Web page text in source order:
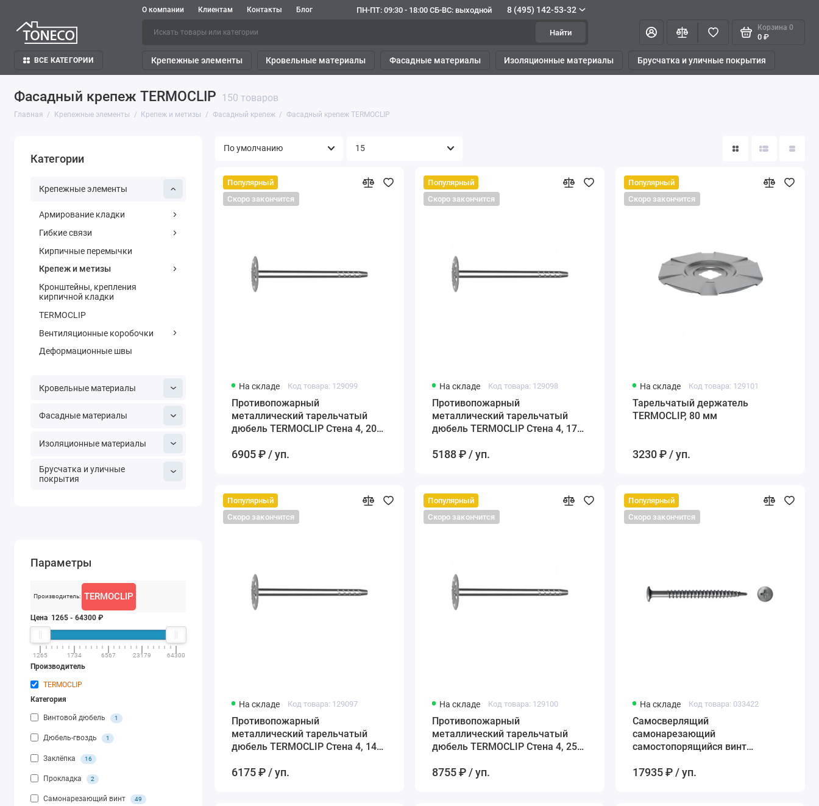
О компании Клиентам Контакты Блог ПН-ПТ: 09:30 - 18:00 СБ-ВС: выходной 8 (495) 142-53-32
Найти
Корзина 0
0 ₽
ВСЕ КАТЕГОРИИ Крепежные элементы Кровельные материалы Фасадные материалы Изоляционные материалы Брусчатка и уличные покрытия
Фасадный крепеж TERMOCLIP 150 товаров
Главная Крепежные элементы Крепеж и метизы Фасадный крепеж Фасадный крепеж TERMOCLIP
Категории
Крепежные элементы
Армирование кладки
Гибкие связи
Кирпичные перемычки
Крепеж и метизы
Кронштейны, крепления
кирпичной кладки
TERMOCLIP
Вентиляционные коробочки
Деформационные швы
Кровельные материалы
Фасадные материалы
Изоляционные материалы
Брусчатка и уличные
покрытия
Параметры
Производитель: TERMOCLIP
Цена 1265 -64300 ₽
1265 1734 6567 23179 64300
Производитель
TERMOCLIP
Категория
Винтовой дюбель 1
Дюбель-гвоздь 1
Заклёпка 16
Прокладка 2
Самонарезающий винт 49
Популярный
Скоро закончится
На складе Код товара: 129099
Противопожарный
металлический тарельчатый
дюбель TERMOCLIP Стена 4, 200
6905 ₽ / уп.
Популярный
Скоро закончится
На складе Код товара: 129098
Противопожарный
металлический тарельчатый
дюбель TERMOCLIP Стена 4, 170
5188 ₽ / уп.
Популярный
Скоро закончится
На складе Код товара: 129101
Тарельчатый держатель
TERMOCLIP, 80 мм
3230 ₽ / уп.
Популярный
Скоро закончится
На складе Код товара: 129097
Противопожарный
металлический тарельчатый
дюбель TERMOCLIP Стена 4, 140
6175 ₽ / уп.
Популярный
Скоро закончится
На складе Код товара: 129100
Противопожарный
металлический тарельчатый
дюбель TERMOCLIP Стена 4, 250
8755 ₽ / уп.
Популярный
Скоро закончится
На складе Код товара: 033422
Самосверлящий
самонарезающий
самостопорящийся винт
17935 ₽ / уп.